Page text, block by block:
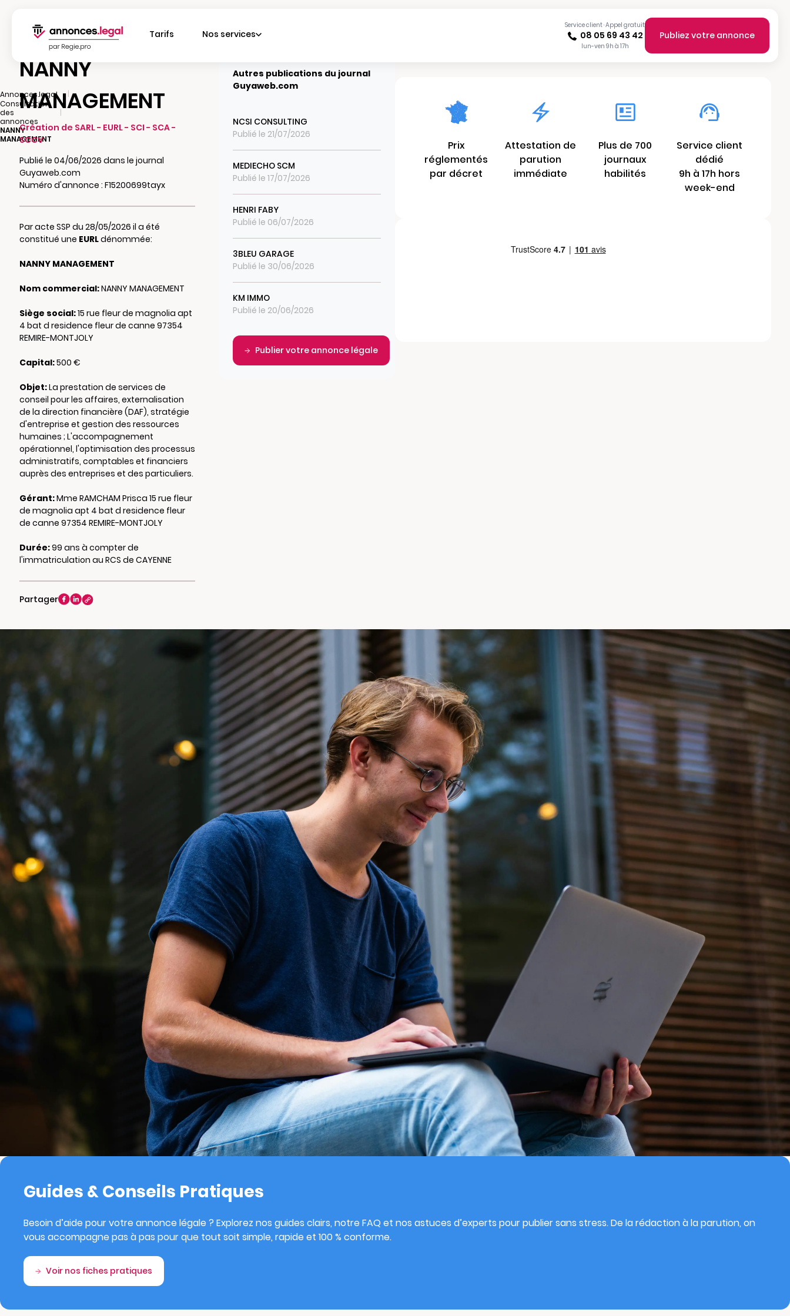
Tarifs Nos services
Service client · Appel gratuit
08 05 69 43 42
lun-ven 9h à 17h
Publiez votre annonce
Annonces.legal
|
Consultation
des
annonces
|
NANNY
MANAGEMENT
NANNY
MANAGEMENT
Création de SARL - EURL - SCI - SCA -
SCCV
Publié le 04/06/2026 dans le journal
Guyaweb.com
Numéro d'annonce : F15200699tayx
Par acte SSP du 28/05/2026 il a été
constitué une EURLdénommée:
NANNY MANAGEMENT
Nom commercial:NANNY MANAGEMENT
Siège social:15 rue fleur de magnolia apt
4 bat d residence fleur de canne 97354
REMIRE-MONTJOLY
Capital:500 €
Objet:La prestation de services de
conseil pour les affaires, externalisation
de la direction financière (DAF), stratégie
d'entreprise et gestion des ressources
humaines ; L'accompagnement
opérationnel, l'optimisation des processus
administratifs, comptables et financiers
auprès des entreprises et des particuliers.
Gérant:Mme RAMCHAM Prisca 15 rue fleur
de magnolia apt 4 bat d residence fleur
de canne 97354 REMIRE-MONTJOLY
Durée:99 ans à compter de
l'immatriculation au RCS de CAYENNE
Partager
Autres publications du journal
Guyaweb.com
NCSI CONSULTING
Publié le 21/07/2026
MEDIECHO SCM
Publié le 17/07/2026
HENRI FABY
Publié le 06/07/2026
3BLEU GARAGE
Publié le 30/06/2026
KM IMMO
Publié le 20/06/2026
Publier votre annonce légale
Prix
réglementés
par décret
Attestation de
parution
immédiate
Plus de 700
journaux
habilités
Service client
dédié
9h à 17h hors
week-end
Guides & Conseils Pratiques
Besoin d’aide pour votre annonce légale ? Explorez nos guides clairs, notre FAQ et nos astuces d’experts pour publier sans stress. De la rédaction à la parution, on
vous accompagne pas à pas pour que tout soit simple, rapide et 100 % conforme.
Voir nos fiches pratiques